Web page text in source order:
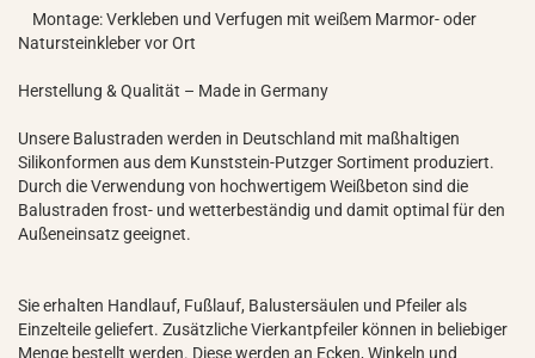
Montage: Verkleben und Verfugen mit weißem Marmor- oder
Natursteinkleber vor Ort
Herstellung & Qualität – Made in Germany
Unsere Balustraden werden in Deutschland mit maßhaltigen
Silikonformen aus dem Kunststein-Putzger Sortiment produziert.
Durch die Verwendung von hochwertigem Weißbeton sind die
Balustraden frost- und wetterbeständig und damit optimal für den
Außeneinsatz geeignet.
Sie erhalten Handlauf, Fußlauf, Balustersäulen und Pfeiler als
Einzelteile geliefert. Zusätzliche Vierkantpfeiler können in beliebiger
Menge bestellt werden. Diese werden an Ecken, Winkeln und